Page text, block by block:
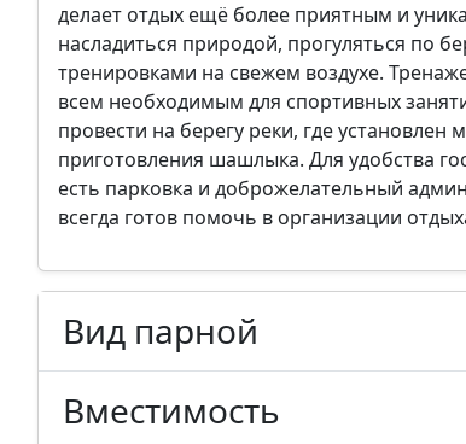
делает отдых ещё более приятным и
насладиться природой, прогуляться по
тренировками на свежем воздухе.
всем необходимым для спортивных
провести на берегу реки, где установлен
приготовления шашлыка. Для удобства
есть парковка и доброжелательный
всегда готов помочь в организации
Вид парной
Вместимость